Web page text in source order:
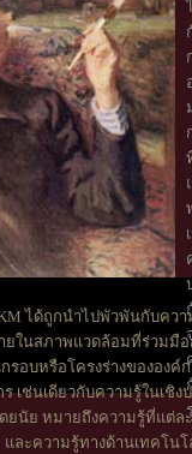
ได้ถูกนำไปพัวพันกับคว
ในสภาพแวดล้อมที่ร่วมมือ
อบหรือโครงร่างขององค์
เช่นเดียวกับความรู้ในเชิง
ดยนัย หมายถึงความรู้ที่แต่
และความรู้ทางด้านเทคโนโ